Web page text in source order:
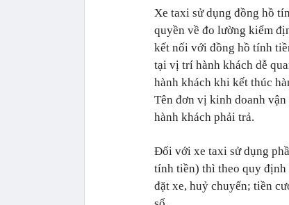
Xe taxi sử dụng đồng hồ
quyền về đo lường kiểm
kết nối với đồng hồ tính
tại vị trí hành khách dễ
hành khách khi kết thúc
Tên đơn vị kinh doanh
hành khách phải trả.
Đối với xe taxi sử dụng
tính tiền) thì theo quy
đặt xe, huỷ chuyến; tiền